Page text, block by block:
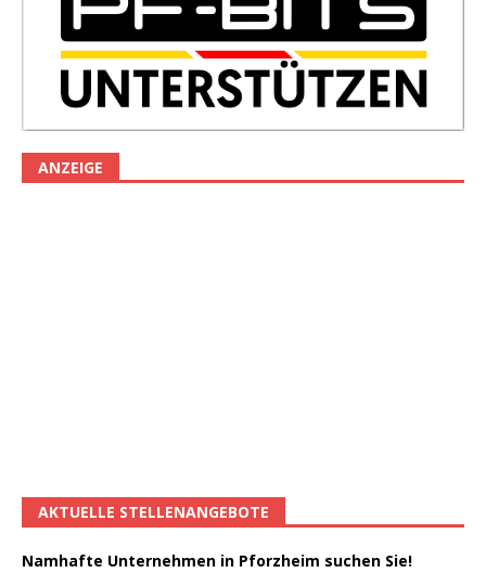
ANZEIGE
AKTUELLE STELLENANGEBOTE
Namhafte Unternehmen in Pforzheim suchen Sie!